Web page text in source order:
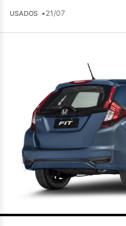
USADOS •21/07